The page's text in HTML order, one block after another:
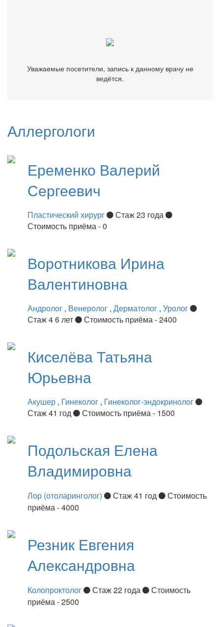
Уважаемые посетители, запись к данному врачу не
ведётся.
Аллергологи
Еременко Валерий
Сергеевич
Пластический хирург
Стаж 23 года
Стоимость приёма - 0
Воротникова Ирина
Валентиновна
Андролог , Венеролог , Дерматолог , Уролог
Стаж 4 6 лет
Стоимость приёма - 2400
КиселёваТатьяна
Юрьевна
Акушер , Гинеколог , Гинеколог-эндокринолог
Стаж 41 год
Стоимость приёма - 1500
Подольская Елена
Владимировна
Лор (отоларинголог) Стаж 41 год
Стоимость
приёма - 4000
Резник Евгения
Александровна
Колопроктолог Стаж 22 года
Стоимость
приёма - 2500